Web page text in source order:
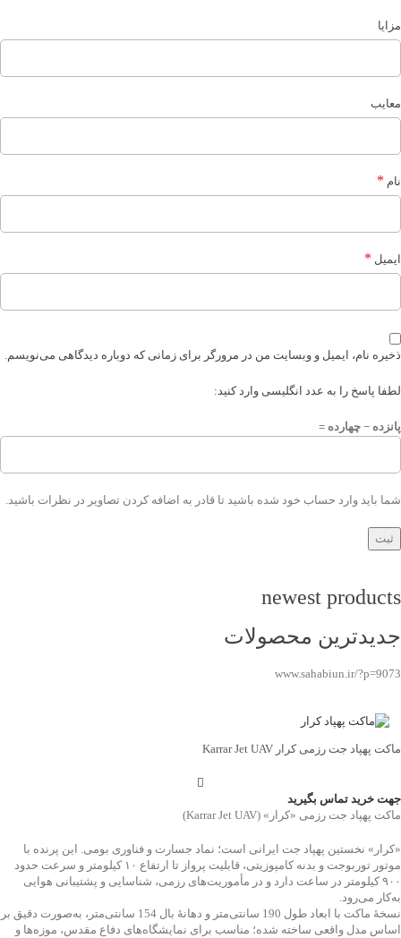
مزایا
معایب
نام *
ایمیل *
ذخیره نام، ایمیل و وبسایت من در مرورگر برای زمانی که دوباره دیدگاهی می‌نویسم.
لطفا پاسخ را به عدد انگلیسی وارد کنید:
پانزده − چهارده =
شما باید وارد حساب خود شده باشید تا قادر به اضافه کردن تصاویر در نظرات باشید.
newest products
جدیدترین محصولات
www.sahabiun.ir/?p=9073
ماکت پهپاد جت رزمی کرار Karrar Jet UAV
جهت خرید تماس بگیرید
ماکت پهپاد جت رزمی «کرار» (Karrar Jet UAV)
«کرار» نخستین پهپاد جت ایرانی است؛ نماد جسارت و فناوری بومی. این پرنده با
موتور توربوجت و بدنه کامپوزیتی، قابلیت پرواز تا ارتفاع ۱۰ کیلومتر و سرعت حدود
۹۰۰ کیلومتر در ساعت دارد و در مأموریت‌های رزمی، شناسایی و پشتیبانی هوایی
به‌کار می‌رود.
نسخهٔ ماکت با ابعاد طول 190 سانتی‌متر و دهانهٔ بال 154 سانتی‌متر، به‌صورت دقیق بر
اساس مدل واقعی ساخته شده؛ مناسب برای نمایشگاه‌های دفاع مقدس، موزه‌ها و